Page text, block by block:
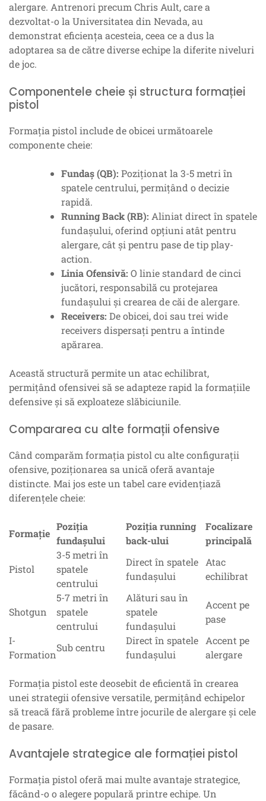
alergare. Antrenori precum Chris Ault, care a
dezvoltat-o la Universitatea din Nevada, au
demonstrat eficiența acesteia, ceea ce a dus la
adoptarea sa de către diverse echipe la diferite niveluri
de joc.
Componentele cheie și structura formației
pistol
Formația pistol include de obicei următoarele
componente cheie:
Fundaș (QB): Poziționat la 3-5 metri în
spatele centrului, permițând o decizie
rapidă.
Running Back (RB): Aliniat direct în spatele
fundașului, oferind opțiuni atât pentru
alergare, cât și pentru pase de tip play-
action.
Linia Ofensivă: O linie standard de cinci
jucători, responsabilă cu protejarea
fundașului și crearea de căi de alergare.
Receivers: De obicei, doi sau trei wide
receivers dispersați pentru a întinde
apărarea.
Această structură permite un atac echilibrat,
permițând ofensivei să se adapteze rapid la formațiile
defensive și să exploateze slăbiciunile.
Compararea cu alte formații ofensive
Când comparăm formația pistol cu alte configurații
ofensive, poziționarea sa unică oferă avantaje
distincte. Mai jos este un tabel care evidențiază
diferențele cheie:
Formație
Poziția
fundașului
Poziția running
back-ului
Focalizare
principală
Pistol
3-5 metri în
spatele
centrului
Direct în spatele
fundașului
Atac
echilibrat
Shotgun
5-7 metri în
spatele
centrului
Alături sau în
spatele
fundașului
Accent pe
pase
I-
Formation
Sub centru
Direct în spatele
fundașului
Accent pe
alergare
Formația pistol este deosebit de eficientă în crearea
unei strategii ofensive versatile, permițând echipelor
să treacă fără probleme între jocurile de alergare și cele
de pasare.
Avantajele strategice ale formației pistol
Formația pistol oferă mai multe avantaje strategice,
făcând-o o alegere populară printre echipe. Un